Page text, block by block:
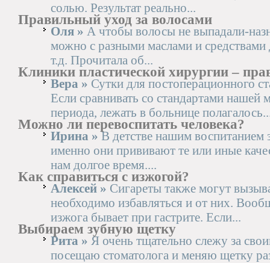
солью. Результат реально...
Правильный уход за волосами
Оля » А чтобы волосы не выпадали-
можно с разными маслами и средствами
т.д. Прочитала об...
Клиники пластической хирургии –
Вера » Сутки для постоперационного
Если сравнивать со стандартами нашей
периода, лежать в больнице
Можно ли перевоспитать человека?
Ирина »В детстве нашим воспитанием
именно они прививают те или иные
нам долгое время....
Как справиться с изжогой?
Алексей » Сигареты также могут
необходимо избавляться и от них.
изжога бывает при гастрите. Если...
Выбираем зубную щетку
Рита » Я очень тщательно слежу за
посещаю стоматолога и меняю щетку